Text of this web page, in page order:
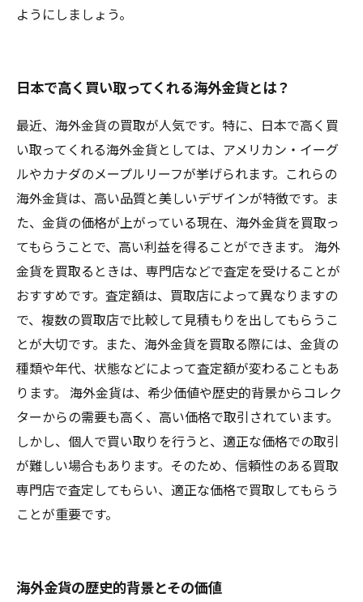
ようにしましょう。
日本で高く買い取ってくれる海外金貨とは？
最近、海外金貨の買取が人気です。特に、日本で高く買
い取ってくれる海外金貨としては、アメリカン・イーグ
ルやカナダのメープルリーフが挙げられます。これらの
海外金貨は、高い品質と美しいデザインが特徴です。ま
た、金貨の価格が上がっている現在、海外金貨を買取っ
てもらうことで、高い利益を得ることができます。 海外
金貨を買取るときは、専門店などで査定を受けることが
おすすめです。査定額は、買取店によって異なりますの
で、複数の買取店で比較して見積もりを出してもらうこ
とが大切です。また、海外金貨を買取る際には、金貨の
種類や年代、状態などによって査定額が変わることもあ
ります。 海外金貨は、希少価値や歴史的背景からコレク
ターからの需要も高く、高い価格で取引されています。
しかし、個人で買い取りを行うと、適正な価格での取引
が難しい場合もあります。そのため、信頼性のある買取
専門店で査定してもらい、適正な価格で買取してもらう
ことが重要です。
海外金貨の歴史的背景とその価値